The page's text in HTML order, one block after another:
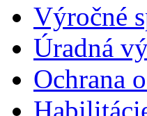
Výročné
Úradná
Ochrana